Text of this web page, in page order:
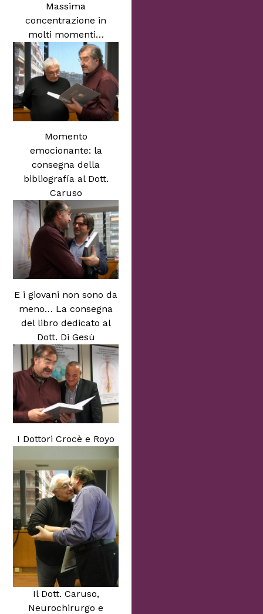
Massima
concentrazione in
molti momenti…
Momento
emocionante: la
consegna della
bibliografía al Dott.
Caruso
E i giovani non sono da
meno… La consegna
del libro dedicato al
Dott. Di Gesù
I Dottori Crocè e Royo
Il Dott. Caruso,
Neurochirurgo e